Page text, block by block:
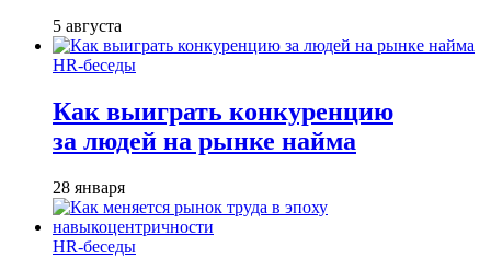
5 августа
HR-беседы
Как выиграть конкуренцию
за людей на рынке найма
28 января
HR-беседы